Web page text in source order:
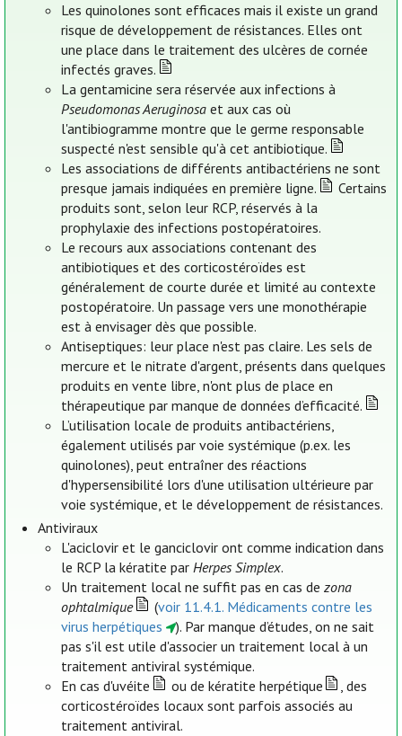
Les quinolones sont efficaces mais il existe un grand
risque de développement de résistances. Elles ont
une place dans le traitement des ulcères de cornée
infectés graves.
La gentamicine sera réservée aux infections à
Pseudomonas Aeruginosa et aux cas où
l'antibiogramme montre que le germe responsable
suspecté n'est sensible qu'à cet antibiotique.
Les associations de différents antibactériens ne sont
presque jamais indiquées en première ligne.
Certains
produits sont, selon leur RCP, réservés à la
prophylaxie des infections postopératoires.
Le recours aux associations contenant des
antibiotiques et des corticostéroïdes est
généralement de courte durée et limité au contexte
postopératoire. Un passage vers une monothérapie
est à envisager dès que possible.
Antiseptiques: leur place n'est pas claire. Les sels de
mercure et le nitrate d'argent, présents dans quelques
produits en vente libre, n'ont plus de place en
thérapeutique par manque de données d’efficacité.
L’utilisation locale de produits antibactériens,
également utilisés par voie systémique (p.ex. les
quinolones), peut entraîner des réactions
d'hypersensibilité lors d'une utilisation ultérieure par
voie systémique, et le développement de résistances.
Antiviraux
L'aciclovir et le ganciclovir ont comme indication dans
le RCP la kératite parHerpes Simplex.
Un traitement local ne suffit pas en cas dezona
ophtalmique
(voir 11.4.1. Médicaments contre les
virus herpétiques
). Par manque d’études, on ne sait
pas s'il est utile d'associer un traitement local à un
traitement antiviral systémique.
En cas d'uvéite
ou de kératite herpétique
, des
corticostéroïdes locaux sont parfois associés au
traitement antiviral.